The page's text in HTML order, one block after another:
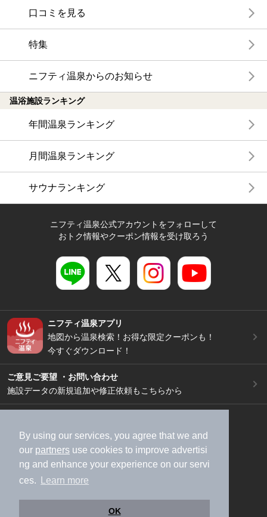
By using our services, you agree that we and
our partners use cookies to improve advertisi
ng and enhance your experience on our servi
ces.
Learn more
OK
口コミを見る
特集
ニフティ温泉からのお知らせ
温浴施設ランキング
年間温泉ランキング
月間温泉ランキング
サウナランキング
ニフティ温泉公式アカウントをフォローして
おトク情報やクーポン情報を受け取ろう
ニフティ温泉アプリ
地図から温泉検索！お得な限定クーポンも！
今すぐダウンロード！
ご意見ご要望 ・お問い合わせ
施設データの新規追加や修正依頼もこちらから
加盟店募集（資料請求）
広告出稿のご案内
利用規約
ライフスタイルMEMBERS+規約
特定商取引法に基づく表記
ヘルプ
採用情報
運営会社